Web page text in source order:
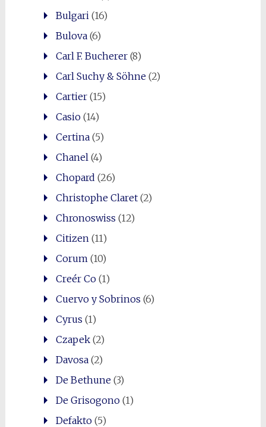
Bulgari (16)
Bulova(6)
Carl F. Bucherer(8)
Carl Suchy & Söhne(2)
Cartier(15)
Casio(14)
Certina(5)
Chanel (4)
Chopard (26)
Christophe Claret(2)
Chronoswiss (12)
Citizen (11)
Corum (10)
Creér Co(1)
Cuervo y Sobrinos (6)
Cyrus (1)
Czapek(2)
Davosa(2)
De Bethune(3)
De Grisogono(1)
Defakto(5)